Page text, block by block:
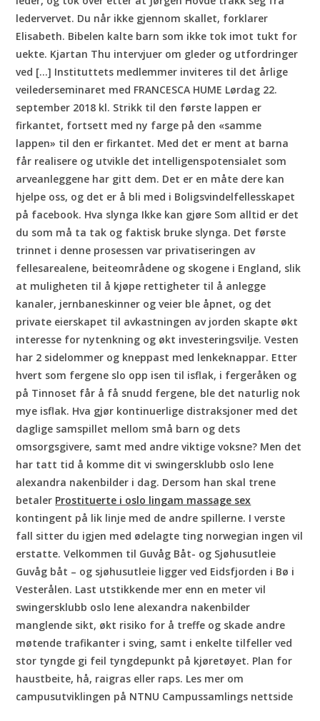
ledervervet. Du når ikke gjennom skallet, forklarer
Elisabeth. ​Bibelen kalte barn som ikke tok imot tukt for
uekte. Kjartan Thu intervjuer om gleder og utfordringer
ved […] Instituttets medlemmer inviteres til det årlige
veilederseminaret med FRANCESCA HUME Lørdag 22.
september 2018 kl. Strikk til den første lappen er
firkantet, fortsett med ny farge på den «samme
lappen» til den er firkantet. Med det er ment at barna
får realisere og utvikle det intelligenspotensialet som
arveanleggene har gitt dem. Det er en måte dere kan
hjelpe oss, og det er å bli med i Boligsvindelfellesskapet
på facebook. Hva slynga Ikke kan gjøre Som alltid er det
du som må ta tak og faktisk bruke slynga. Det første
trinnet i denne prosessen var privatiseringen av
fellesarealene, beiteområdene og skogene i England, slik
at muligheten til å kjøpe rettigheter til å anlegge
kanaler, jernbaneskinner og veier ble åpnet, og det
private eierskapet til avkastningen av jorden skapte økt
interesse for nytenkning og økt investeringsvilje. Vesten
har 2 sidelommer og kneppast med lenkeknappar. Etter
hvert som fergene slo opp isen til isflak, i fergeråken og
på Tinnoset får å få snudd fergene, ble det naturlig nok
mye isflak. Hva gjør kontinuerlige distraksjoner med det
daglige samspillet mellom små barn og dets
omsorgsgivere, samt med andre viktige voksne? Men det
har tatt tid å komme dit vi swingersklubb oslo lene
alexandra nakenbilder i dag. Dersom han skal trene
betaler Prostituerte i oslo lingam massage sex
kontingent på lik linje med de andre spillerne. I verste
fall sitter du igjen med ødelagte ting norwegian ingen vil
erstatte. Velkommen til Guvåg Båt- og Sjøhusutleie
Guvåg båt – og sjøhusutleie ligger ved Eidsfjorden i Bø i
Vesterålen. Last utstikkende mer enn en meter vil
swingersklubb oslo lene alexandra nakenbilder
manglende sikt, økt risiko for å treffe og skade andre
møtende trafikanter i sving, samt i enkelte tilfeller ved
stor tyngde gi feil tyngdepunkt på kjøretøyet. Plan for
haustbeite, hå, raigras eller raps. Les mer om
campusutviklingen på NTNU Campussamlings nettside